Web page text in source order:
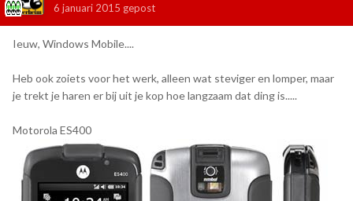
6 januari 2015 gepost
Ieuw, Windows Mobile....
Heb ook zoiets voor het werk, alleen wat steviger en lomper, maar
je trekt je haren er bij uit je kop hoe langzaam dat ding is.....
Motorola ES400